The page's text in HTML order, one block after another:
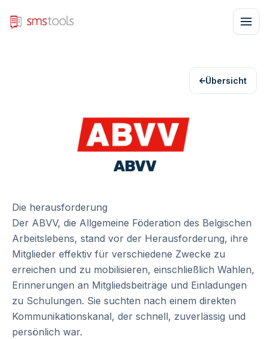
Übersicht
ABVV
Die herausforderung
Der ABVV, die Allgemeine Föderation des Belgischen
Arbeitslebens, stand vor der Herausforderung, ihre
Mitglieder effektiv für verschiedene Zwecke zu
erreichen und zu mobilisieren, einschließlich Wahlen,
Erinnerungen an Mitgliedsbeiträge und Einladungen
zu Schulungen. Sie suchten nach einem direkten
Kommunikationskanal, der schnell, zuverlässig und
persönlich war.